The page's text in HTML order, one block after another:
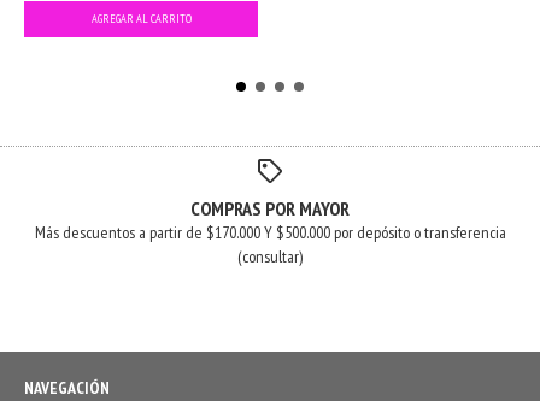
COMPRAS POR MAYOR
Más descuentos a partir de $170.000 Y $500.000 por depósito o transferencia
(consultar)
NAVEGACIÓN